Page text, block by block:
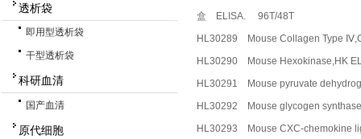
透析袋
即用型透析袋
干型透析袋
科研血清
国产血清
原代细胞
盒 ELISA. 96T/48T
HL30289 Mouse Collagen Type
HL30290 Mouse Hexokinase,HK
HL30291 Mouse pyruvate
HL30292 Mouse glycogen
HL30293 Mouse CXC-chemokine